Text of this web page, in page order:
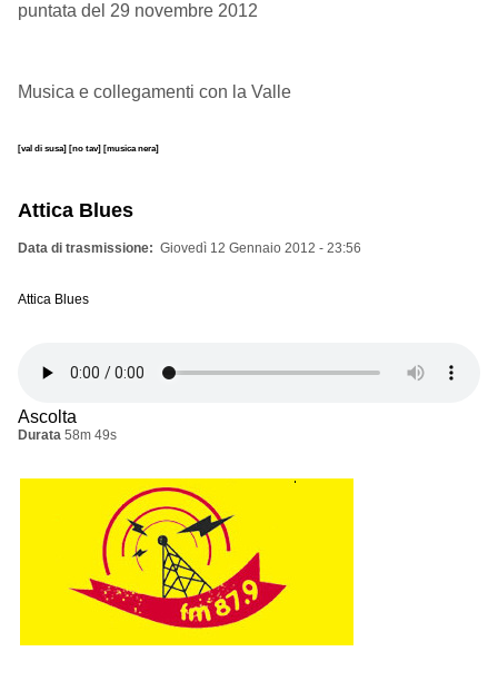
puntata del 29 novembre 2012
Musica e collegamenti con la Valle
[val di susa] [no tav] [musica nera]
Attica Blues
Data di trasmissione Giovedì 12 Gennaio 2012 - 23:56
Attica Blues
Ascolta
Durata 58m 49s